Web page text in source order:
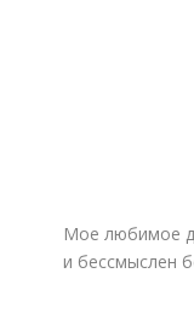
Мое любимое
и бессмыслен